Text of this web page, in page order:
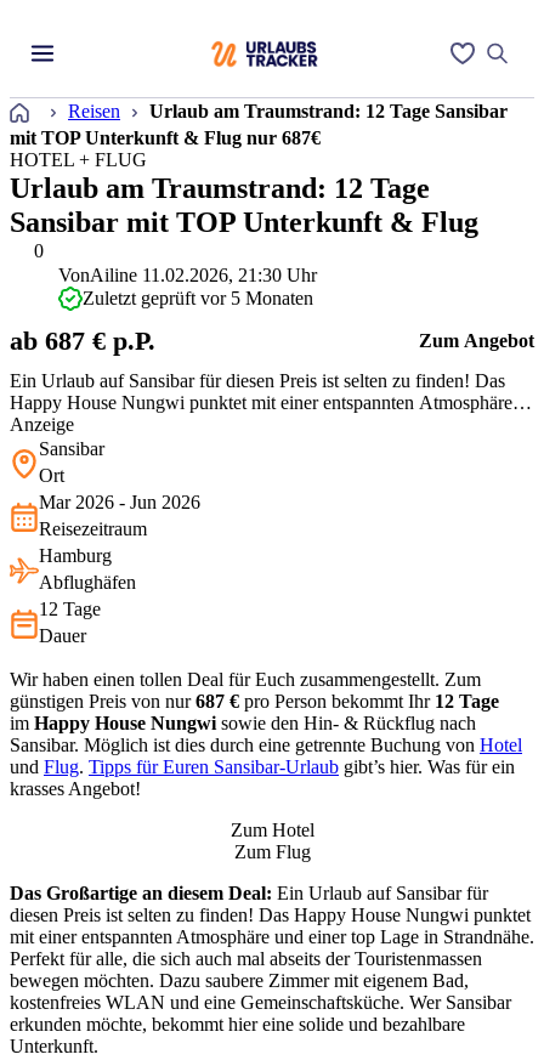
Startseite
Reisen
Urlaub am Traumstrand: 12 Tage Sansibar
mit TOP Unterkunft & Flug nur 687€
0
HOTEL + FLUG
Urlaub am Traumstrand: 12 Tage
Sansibar mit TOP Unterkunft & Flug
Ein Urlaub auf Sansibar für diesen Preis ist selten zu finden! Das
Happy House Nungwi punktet mit einer entspannten Atmosphäre
und einer top Lage in Strandnähe. Perfekt für alle, die sich auch mal
abseits der Touristenmassen bewegen möchten. Dazu saubere
Zimmer mit eigenem Bad, kostenfreies WLAN und eine
VonAiline 11.02.2026, 21:30 Uhr
Zuletzt geprüft vor 5 Monaten
ab 687 € p.P. Zum Angebot
Anzeige
Sansibar
Ort
Mar 2026 - Jun 2026
Reisezeitraum
Hamburg
Abflughäfen
12 Tage
Dauer
Wir haben einen tollen Deal für Euch zusammengestellt. Zum
günstigen Preis von nur687 € pro Person bekommt Ihr 12 Tage
im Happy House Nungwi sowie den Hin- & Rückflug nach
Sansibar. Möglich ist dies durch eine getrennte Buchung von Hotel
und Flug. Tipps für Euren Sansibar-Urlaub gibt’s hier. Was für ein
krasses Angebot!
Zum Hotel
Zum Flug
Das Großartige an diesem Deal: Ein Urlaub auf Sansibar für
diesen Preis ist selten zu finden! Das Happy House Nungwi punktet
mit einer entspannten Atmosphäre und einer top Lage in Strandnähe.
Perfekt für alle, die sich auch mal abseits der Touristenmassen
bewegen möchten. Dazu saubere Zimmer mit eigenem Bad,
kostenfreies WLAN und eine Gemeinschaftsküche. Wer Sansibar
erkunden möchte, bekommt hier eine solide und bezahlbare
Unterkunft.